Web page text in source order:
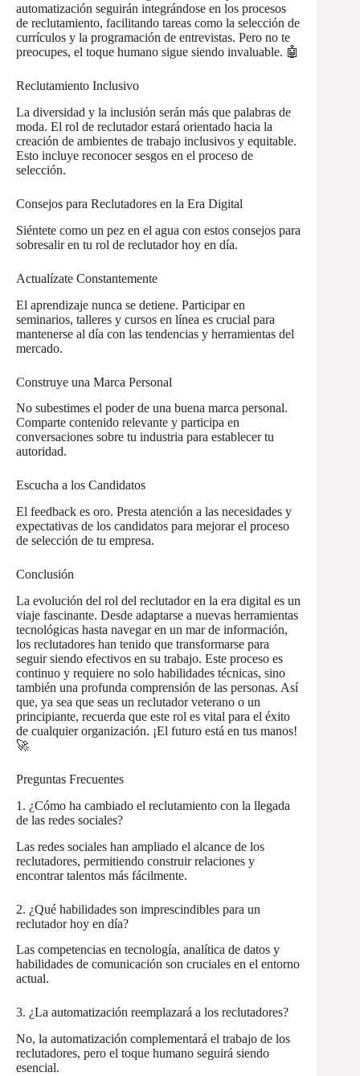
automatización seguirán integrándose en los procesos
de reclutamiento, facilitando tareas como la selección de
currículos y la programación de entrevistas. Pero no te
preocupes, el toque humano sigue siendo invaluable. 🤖
Reclutamiento Inclusivo
La diversidad y la inclusión serán más que palabras de
moda. El rol de reclutador estará orientado hacia la
creación de ambientes de trabajo inclusivos y equitable.
Esto incluye reconocer sesgos en el proceso de
selección.
Consejos para Reclutadores en la Era Digital
Siéntete como un pez en el agua con estos consejos para
sobresalir en tu rol de reclutador hoy en día.
Actualízate Constantemente
El aprendizaje nunca se detiene. Participar en
seminarios, talleres y cursos en línea es crucial para
mantenerse al día con las tendencias y herramientas del
mercado.
Construye una Marca Personal
No subestimes el poder de una buena marca personal.
Comparte contenido relevante y participa en
conversaciones sobre tu industria para establecer tu
autoridad.
Escucha a los Candidatos
El feedback es oro. Presta atención a las necesidades y
expectativas de los candidatos para mejorar el proceso
de selección de tu empresa.
Conclusión
La evolución del rol del reclutador en la era digital es un
viaje fascinante. Desde adaptarse a nuevas herramientas
tecnológicas hasta navegar en un mar de información,
los reclutadores han tenido que transformarse para
seguir siendo efectivos en su trabajo. Este proceso es
continuo y requiere no solo habilidades técnicas, sino
también una profunda comprensión de las personas. Así
que, ya sea que seas un reclutador veterano o un
principiante, recuerda que este rol es vital para el éxito
de cualquier organización. ¡El futuro está en tus manos!
🚀
Preguntas Frecuentes
1. ¿Cómo ha cambiado el reclutamiento con la llegada
de las redes sociales?
Las redes sociales han ampliado el alcance de los
reclutadores, permitiendo construir relaciones y
encontrar talentos más fácilmente.
2. ¿Qué habilidades son imprescindibles para un
reclutador hoy en día?
Las competencias en tecnología, analítica de datos y
habilidades de comunicación son cruciales en el entorno
actual.
3. ¿La automatización reemplazará a los reclutadores?
No, la automatización complementará el trabajo de los
reclutadores, pero el toque humano seguirá siendo
esencial.